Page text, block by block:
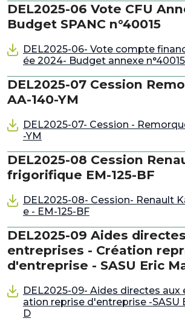
DEL2025-06 Vote CFU
Budget SPANC n°40015
DEL2025-06- Vote compte
ée 2024- Budget annexe
DEL2025-07 Cession
AA-140-YM
DEL2025-07- Cession -
-YM
DEL2025-08 Cession
frigorifique EM-125-BF
DEL2025-08- Cession- Renault
e - EM-125-BF
DEL2025-09 Aides
entreprises - Création
d'entreprise - SASU Eric
DEL2025-09- Aides directes aux
ation reprise d'entreprise -SASU
D